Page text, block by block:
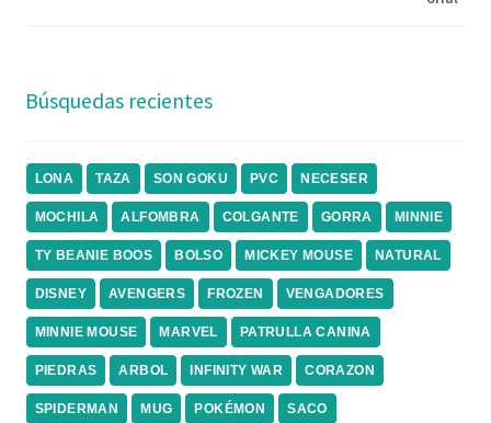
Búsquedas recientes
LONA TAZA SON GOKU PVC NECESER
MOCHILA ALFOMBRA COLGANTE GORRA MINNIE
TY BEANIE BOOS BOLSO MICKEY MOUSE NATURAL
DISNEY AVENGERS FROZEN VENGADORES
MINNIE MOUSE MARVEL PATRULLA CANINA
PIEDRAS ARBOL INFINITY WAR CORAZON
SPIDERMAN MUG POKÉMON SACO